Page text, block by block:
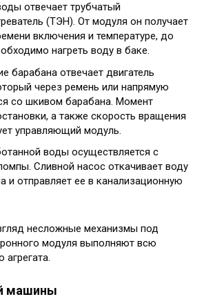
отвечает трубчатый
(ТЭН). От модуля он получает
включения и температуре, до
нагреть воду в баке.
барабана отвечает двигатель
через ремень или напрямую
со шкивом барабана. Момент
а также скорость вращения
управляющий модуль.
воды осуществляется с
Сливной насос откачивает воду
и отправляет ее в канализационную
несложные механизмы под
модуля выполняют всю
агрегата.
машины